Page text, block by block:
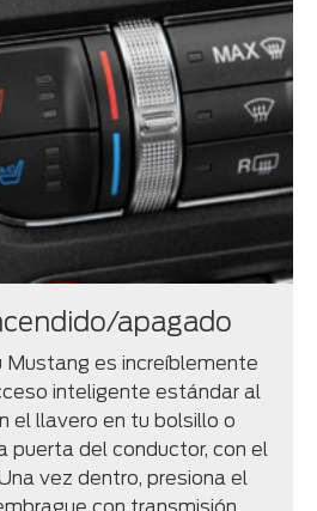
apagado
Mustang es increíblemente
inteligente estándar al
el llavero en tu bolsillo o
puerta del conductor, con el
vez dentro, presiona el
con transmisión